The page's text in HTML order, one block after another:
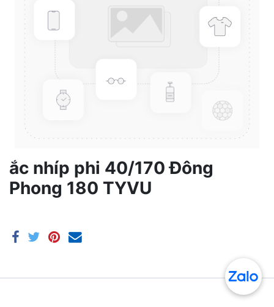
ắc nhíp phi 40/170 Đông
Phong 180 TYVU